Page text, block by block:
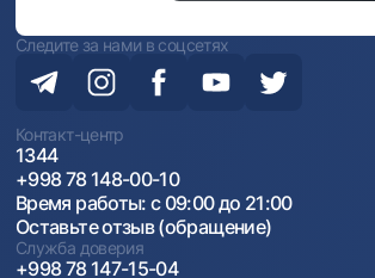
Следите за нами в соцсетях
Контакт-центр
1344
+998 78 148-00-10
Время работы: с 09:00 до 21:00
Оставьте отзыв (обращение)
Служба доверия
+998 78 147-15-04